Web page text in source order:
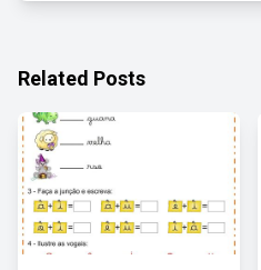
Related Posts